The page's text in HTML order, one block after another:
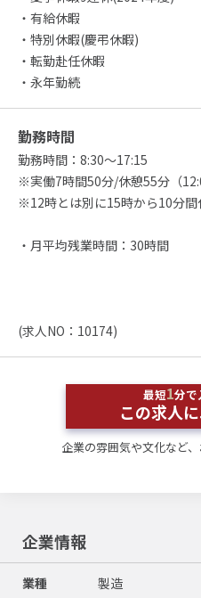
・有給休暇
・特別休暇(慶弔休暇)
・転勤赴任休暇
・永年勤続
勤務時間
勤務時間：8:30～17:15
※実働7時間50分/休憩55分（
※12時とは別に15時から10分間
・月平均残業時間：30時間
(求人NO：10174)
最短1分で
この求人
企業の雰囲気や文化など
企業情報
業種 製造